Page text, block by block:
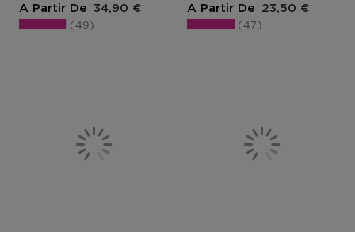
A Partir De Prix du produit
34,90 €
49
A Partir De Prix du produit
23,50 €
47